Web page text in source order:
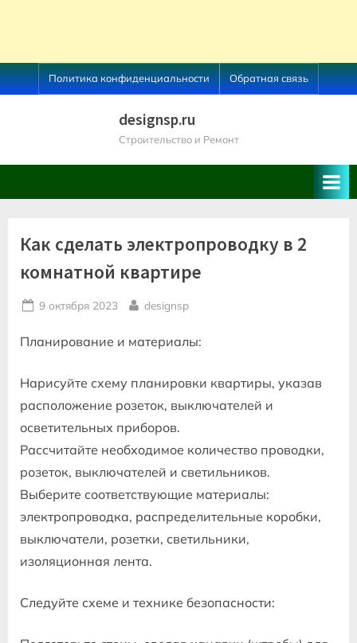
Skip
to
Политика конфиденциальности Обратная связь
designsp.ru
Строительство и Ремонт
Как сделать электропроводку в 2
комнатной квартире
Posted
9 октября 2023 By
designsp
Планирование и материалы:
Нарисуйте схему планировки квартиры, указав
расположение розеток, выключателей и
осветительных приборов.
Рассчитайте необходимое количество проводки,
розеток, выключателей и светильников.
Выберите соответствующие материалы:
электропроводка, распределительные коробки,
выключатели, розетки, светильники,
изоляционная лента.
Следуйте схеме и технике безопасности: